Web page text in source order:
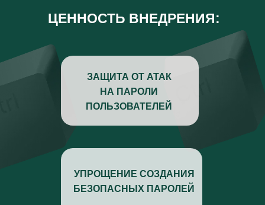
ЗАЩИТА ОТ АТАК
НА ПАРОЛИ
ПОЛЬЗОВАТЕЛЕЙ
УПРОЩЕНИЕ СОЗДАНИЯ
БЕЗОПАСНЫХ ПАРОЛЕЙ
ЦЕННОСТЬ ВНЕДРЕНИЯ: